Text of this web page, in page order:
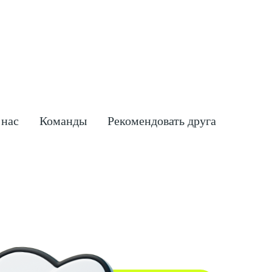
Команды Рекомендовать друга